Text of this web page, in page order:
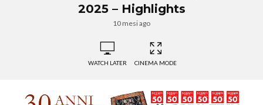
2025 – Highlights
10 mesi ago
WATCH LATER CINEMA MODE